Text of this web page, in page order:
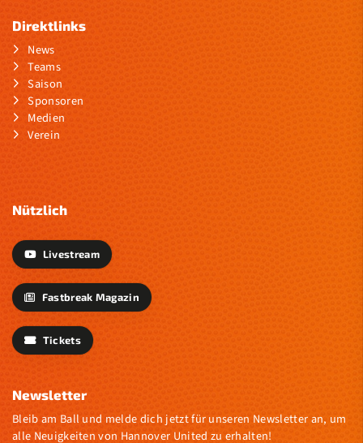
Direktlinks
News
Teams
Saison
Sponsoren
Medien
Verein
Nützlich
Livestream
Fastbreak Magazin
Tickets
Newsletter
Bleib am Ball und melde dich jetzt für unseren Newsletter an, um
alle Neuigkeiten von Hannover United zu erhalten!